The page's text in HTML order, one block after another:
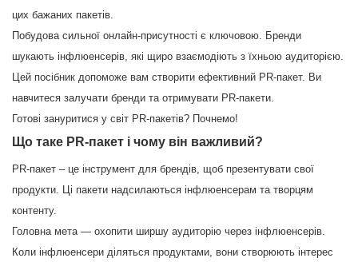
цих бажаних пакетів.
Побудова сильної онлайн-присутності є ключовою. Бренди
шукають інфлюенсерів, які щиро взаємодіють з їхньою аудиторією.
Цей посібник допоможе вам створити ефективний PR-пакет. Ви
навчитеся залучати бренди та отримувати PR-пакети.
Готові зануритися у світ PR-пакетів? Почнемо!
Що таке PR-пакет і чому він важливий?
PR-пакет – це інструмент для брендів, щоб презентувати свої
продукти. Ці пакети надсилаються інфлюенсерам та творцям
контенту.
Головна мета — охопити ширшу аудиторію через інфлюенсерів.
Коли інфлюенсери діляться продуктами, вони створюють інтерес